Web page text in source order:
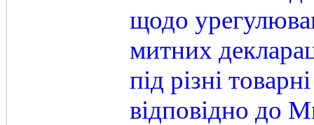
щодо
митних
під різні
відповідно до